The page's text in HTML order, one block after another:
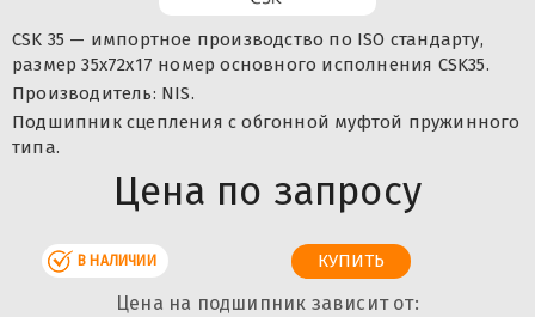
CSK 35 — импортное производство по ISO стандарту,
размер 35x72x17 номер основного исполнения CSK35.
Производитель: NIS.
Подшипник сцепления с обгонной муфтой пружинного
типа.
Цена по запросу
В НАЛИЧИИ
Цена на подшипник зависит от: